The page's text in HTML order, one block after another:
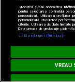
Loading...
MUSIC
Stocarea și/sau accesarea
pentru selectarea conținutului
personalizat. Utilizarea profilurilor
personalizată. Măsurarea
diferite. Utilizarea de date limitate
Date precise de geolocație și
Listă parteneri (furnizori)
VREAU